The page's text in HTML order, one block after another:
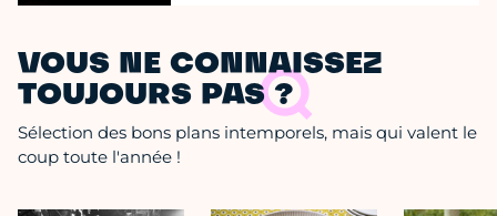
VOUS NE CONNAISSEZ
TOUJOURS PAS ?
Sélection des bons plans intemporels, mais qui valent le
coup toute l'année !